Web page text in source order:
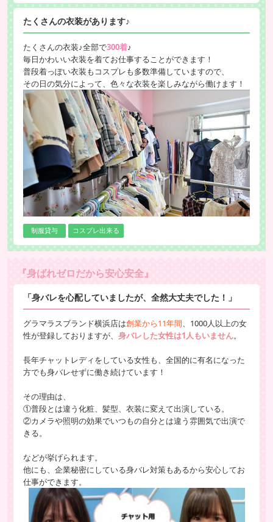
たくさんの衣装があります♪
たくさんの衣装♪全部で300着♪
毎日かわいい衣装を着てお仕事することができます！
普段着っぽい衣装もコスプレも多数準備していますので、
その日の気分によって、色々な衣装を楽しみながら働けます！
制服貸与 コスプレ出来る
『身ばれゼロだから安心安全』
「身バレを心配していましたが、全然大丈夫でした！」
グラマラスブランド横浜店は創業から11年間、1000人以上の女
性が登録しておりますが、 身バレした女性は1人もいません。
長年チャットレディをしている女性も、全国的に有名になった
方でも身バレせずに働き続けています！
その理由は、
①普段とは違う化粧、髪型、衣装に変えて出演している。
②カメラや照明の効果でいつもの自分とは違う雰囲気で出演で
きる。
などが挙げられます。
他にも、企業秘密にしている身バレ対策もあるから安心してお
仕事ができます。